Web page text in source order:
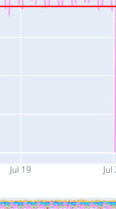
Jul 19 Jul